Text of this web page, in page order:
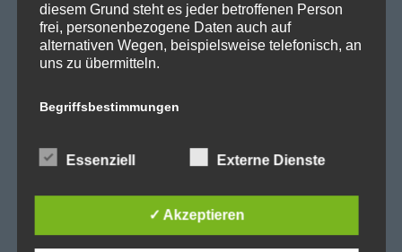
SPD in Startseite
Datenschutzerklärung
Kategorien
Abgeordnetenhaus
diesem Grund steht es jeder betroffenen Person
frei, personenbezogene Daten auch auf
alternativen Wegen, beispielsweise telefonisch, an
uns zu übermitteln.
Begriffsbestimmungen
Die Datenschutzerklärung beruht auf den
Begrifflichkeiten, die durch den Europäischen
der Datenschutz-Grundverordnung (DS-GVO)
verwendet wurden. Unsere Datenschutzerklärung
soll sowohl für die Öffentlichkeit als auch für
Essenziell Externe Dienste
✓ Akzeptieren